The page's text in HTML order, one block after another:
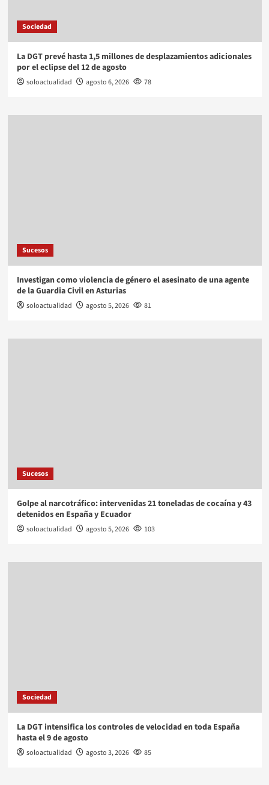
Sociedad
La DGT prevé hasta 1,5 millones de desplazamientos adicionales
por el eclipse del 12 de agosto
soloactualidad agosto 6, 2026 78
Sucesos
Investigan como violencia de género el asesinato de una agente
de la Guardia Civil en Asturias
soloactualidad agosto 5, 2026 81
Sucesos
Golpe al narcotráfico: intervenidas 21 toneladas de cocaína y 43
detenidos en España y Ecuador
soloactualidad agosto 5, 2026 103
Sociedad
La DGT intensifica los controles de velocidad en toda España
hasta el 9 de agosto
soloactualidad agosto 3, 2026 85